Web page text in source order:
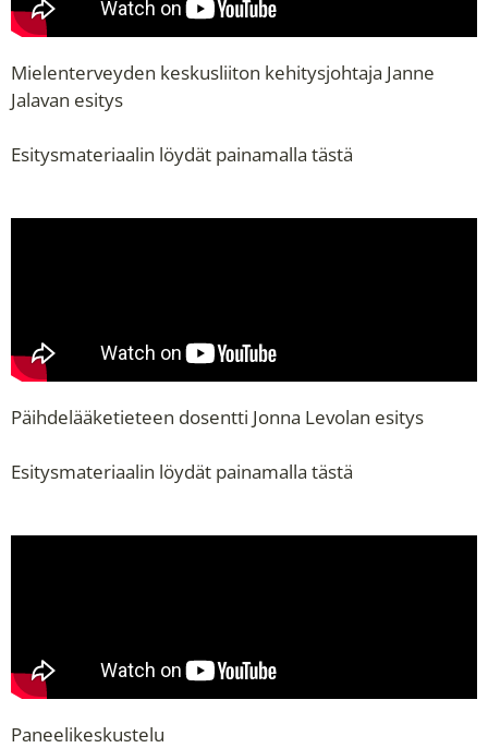
Mielenterveyden keskusliiton kehitysjohtaja Janne
Jalavan esitys
Esitysmateriaalin löydät painamalla tästä
Päihdelääketieteen dosentti Jonna Levolan esitys
Esitysmateriaalin löydät painamalla tästä
Paneelikeskustelu